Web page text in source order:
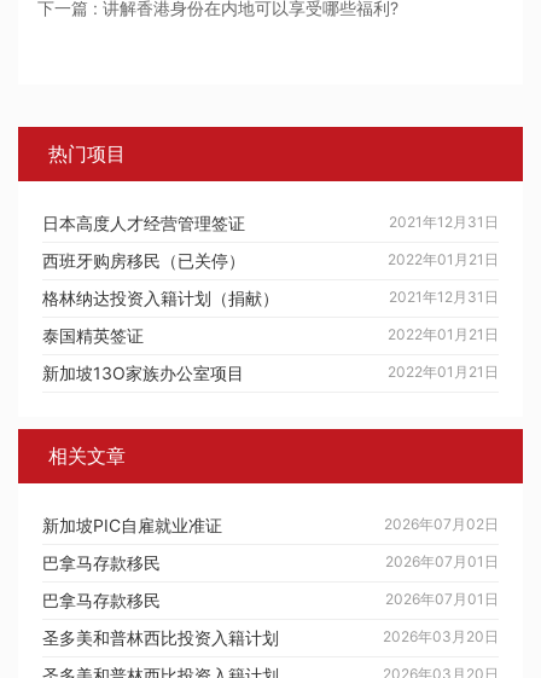
下一篇 : 讲解香港身份在内地可以享受哪些福利?
热门项目
2021年12月31日
日本高度人才经营管理签证
2022年01月21日
西班牙购房移民（已关停）
2021年12月31日
格林纳达投资入籍计划（捐献）
2022年01月21日
泰国精英签证
2022年01月21日
新加坡13O家族办公室项目
相关文章
2026年07月02日
新加坡PIC自雇就业准证
2026年07月01日
巴拿马存款移民
2026年07月01日
巴拿马存款移民
2026年03月20日
圣多美和普林西比投资入籍计划
2026年03月20日